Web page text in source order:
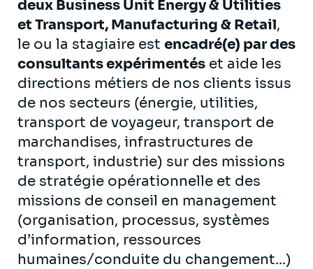
deux Business Unit Energy & Utilities
et Transport, Manufacturing & Retail,
le ou la stagiaire est encadré(e) par des
consultants expérimentés et aide les
directions métiers de nos clients issus
de nos secteurs (énergie, utilities,
transport de voyageur, transport de
marchandises, infrastructures de
transport, industrie) sur des missions
de stratégie opérationnelle et des
missions de conseil en management
(organisation, processus, systèmes
d’information, ressources
humaines/conduite du changement...)